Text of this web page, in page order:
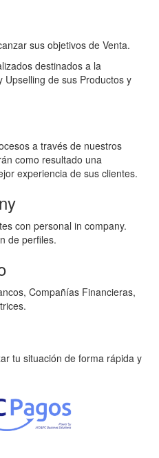
sus objetivos de Venta.
destinados a la
Upselling de sus Productos y
a través de nuestros
como resultado una
experiencia de sus clientes.
con personal in company.
de perfiles.
Compañías Financieras,
tu situación de forma rápida y